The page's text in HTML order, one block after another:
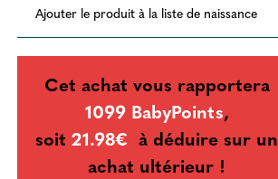
Ajouter le produit à la liste de naissance
Cet achat vous rapportera
1099 BabyPoints,
soit21.98€ à déduire sur un
achat ultérieur !